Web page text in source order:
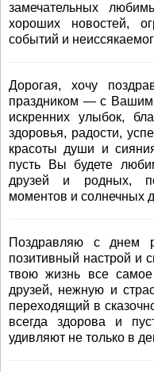
замечательных
хороших новостей,
событий и
Дорогая, хочу
праздником — с Вашим
искренних улыбок,
здоровья, радости,
красоты души и
пусть Вы будете
друзей и родных,
моментов и солнечных
Поздравляю с днем
позитивный настрой и
твою жизнь все
друзей, нежную и
переходящий в
всегда здорова и
удивляют не только в